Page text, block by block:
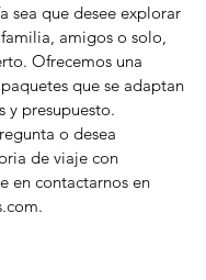
sea que desee explorar
amigos o solo,
Ofrecemos una
que se adaptan
y presupuesto.
o desea
de viaje con
en contactarnos en